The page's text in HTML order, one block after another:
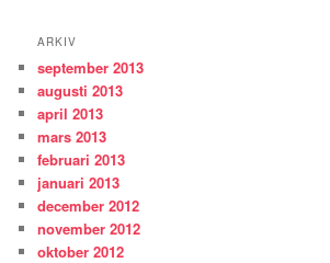
ARKIV
september 2013
augusti 2013
april 2013
mars 2013
februari 2013
januari 2013
december 2012
november 2012
oktober 2012